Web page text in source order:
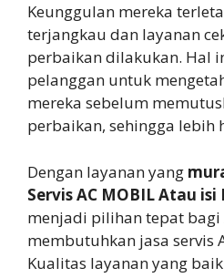
Keunggulan mereka
terjangkau dan layanan
perbaikan dilakukan. Hal
pelanggan untuk
mereka sebelum
perbaikan, sehingga lebih
Dengan layanan yang
Servis AC MOBIL Atau
menjadi pilihan tepat bagi
membutuhkan jasa servis
Kualitas layanan yang